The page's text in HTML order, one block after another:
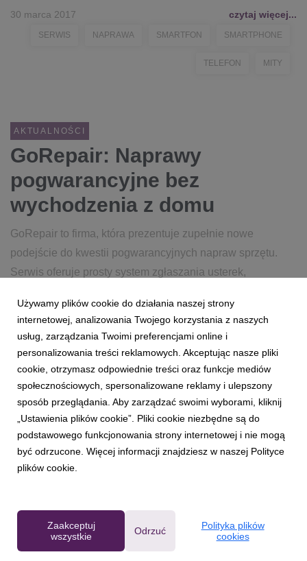
30 marca 2017 czytaj więcej...
SERWIS NAPRAWA SMARTFON SMARTPHONE
TELEFON MITY
AKTUALNOŚCI
GoRepair: Naprawy
pogwarancyjne bez
wychodzenia z domu
GoRepair to firma, która prezentuje zupełnie nowe
podejście do kwestii pogwarancyjnych napraw sprzętu.
Serwis oferuje prosty system zgłaszania usterek,
realizację zleceń. W cenę wliczona jest także bezpieczna
12 października 2016 czytaj więcej...
Powered by
Używamy plików cookie do działania naszej strony
internetowej, analizowania Twojego korzystania z naszych
usług, zarządzania Twoimi preferencjami online i
personalizowania treści reklamowych. Akceptując nasze pliki
cookie, otrzymasz odpowiednie treści oraz funkcje mediów
społecznościowych, spersonalizowane reklamy i ulepszony
sposób przeglądania. Aby zarządzać swoimi wyborami, kliknij
„Ustawienia plików cookie”. Pliki cookie niezbędne są do
podstawowego funkcjonowania strony internetowej i nie mogą
być odrzucone. Więcej informacji znajdziesz w naszej Polityce
plików cookie.
Zaakceptuj
wszystkie
Odrzuć
Polityka plików
cookies